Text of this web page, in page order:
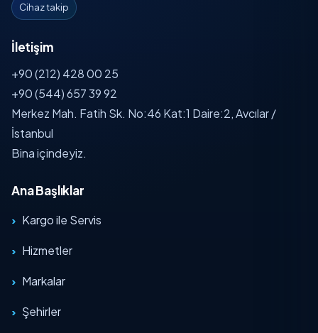
Cihaz takip
İletişim
+90 (212) 428 00 25
+90 (544) 657 39 92
Merkez Mah. Fatih Sk. No:46 Kat:1 Daire:2, Avcılar /
İstanbul
Bina içindeyiz.
Ana Başlıklar
Kargo ile Servis
Hizmetler
Markalar
Şehirler